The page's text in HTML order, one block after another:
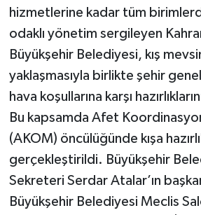
hizmetlerine kadar tüm
odaklı yönetim sergileyen
Büyükşehir Belediyesi, kış
yaklaşmasıyla birlikte şehir
hava koşullarına karşı
Bu kapsamda Afet
(AKOM) öncülüğünde kışa
gerçekleştirildi. Büyükşehir
Sekreteri Serdar Atalar’ın
Büyükşehir Belediyesi Meclis